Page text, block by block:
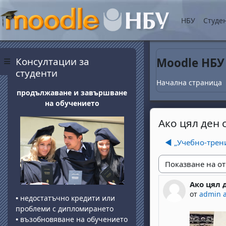
Страничен панел
НБУ
Moodle НБУ
Начална страница
Ако цял ден
◀︎ „Учебно-
Начин на
Ако цял
от admin
Number
Блокове
Консултации за
студенти
продължаване и завършване
на обучението
• недостатъчно кредити или
проблеми с дипломирането
• възобновяване на обучението